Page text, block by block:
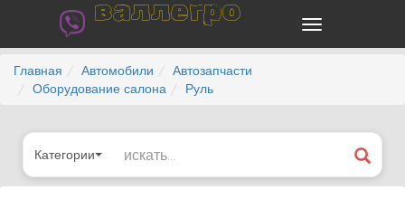
валлегро
Главная Автомобили
Автозапчасти
Оборудование салона
Руль
Категории